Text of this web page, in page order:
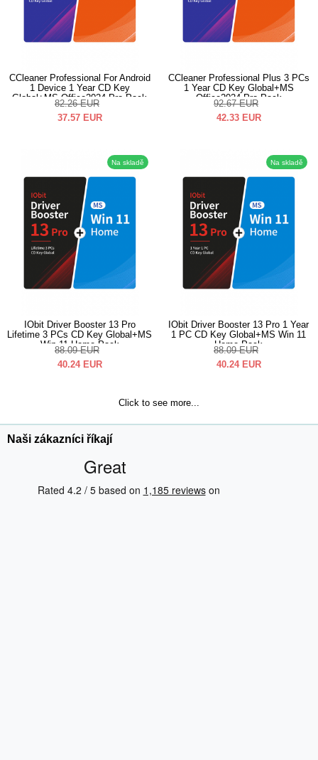
CCleaner Professional For Android
1 Device 1 Year CD Key
Global+MS Office2024 Pro Pack
82.26 EUR
37.57 EUR
CCleaner Professional Plus 3 PCs
1 Year CD Key Global+MS
Office2024 Pro Pack
92.67 EUR
42.33 EUR
Na skladě
IObit Driver Booster 13 Pro
Lifetime 3 PCs CD Key Global+MS
Win 11 Home Pack
88.09 EUR
40.24 EUR
Na skladě
IObit Driver Booster 13 Pro 1 Year
1 PC CD Key Global+MS Win 11
Home Pack
88.09 EUR
40.24 EUR
Click to see more...
Naši zákazníci říkají